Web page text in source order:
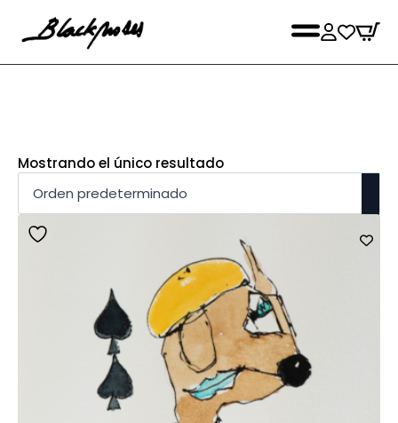
Mostrando el único resultado